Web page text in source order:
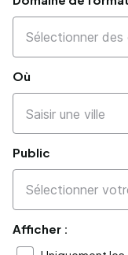
Où
Public
Afficher :